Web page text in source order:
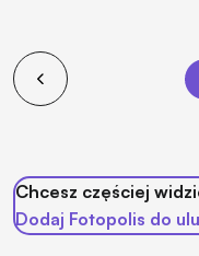
Chcesz częściej
Dodaj Fotopolis do